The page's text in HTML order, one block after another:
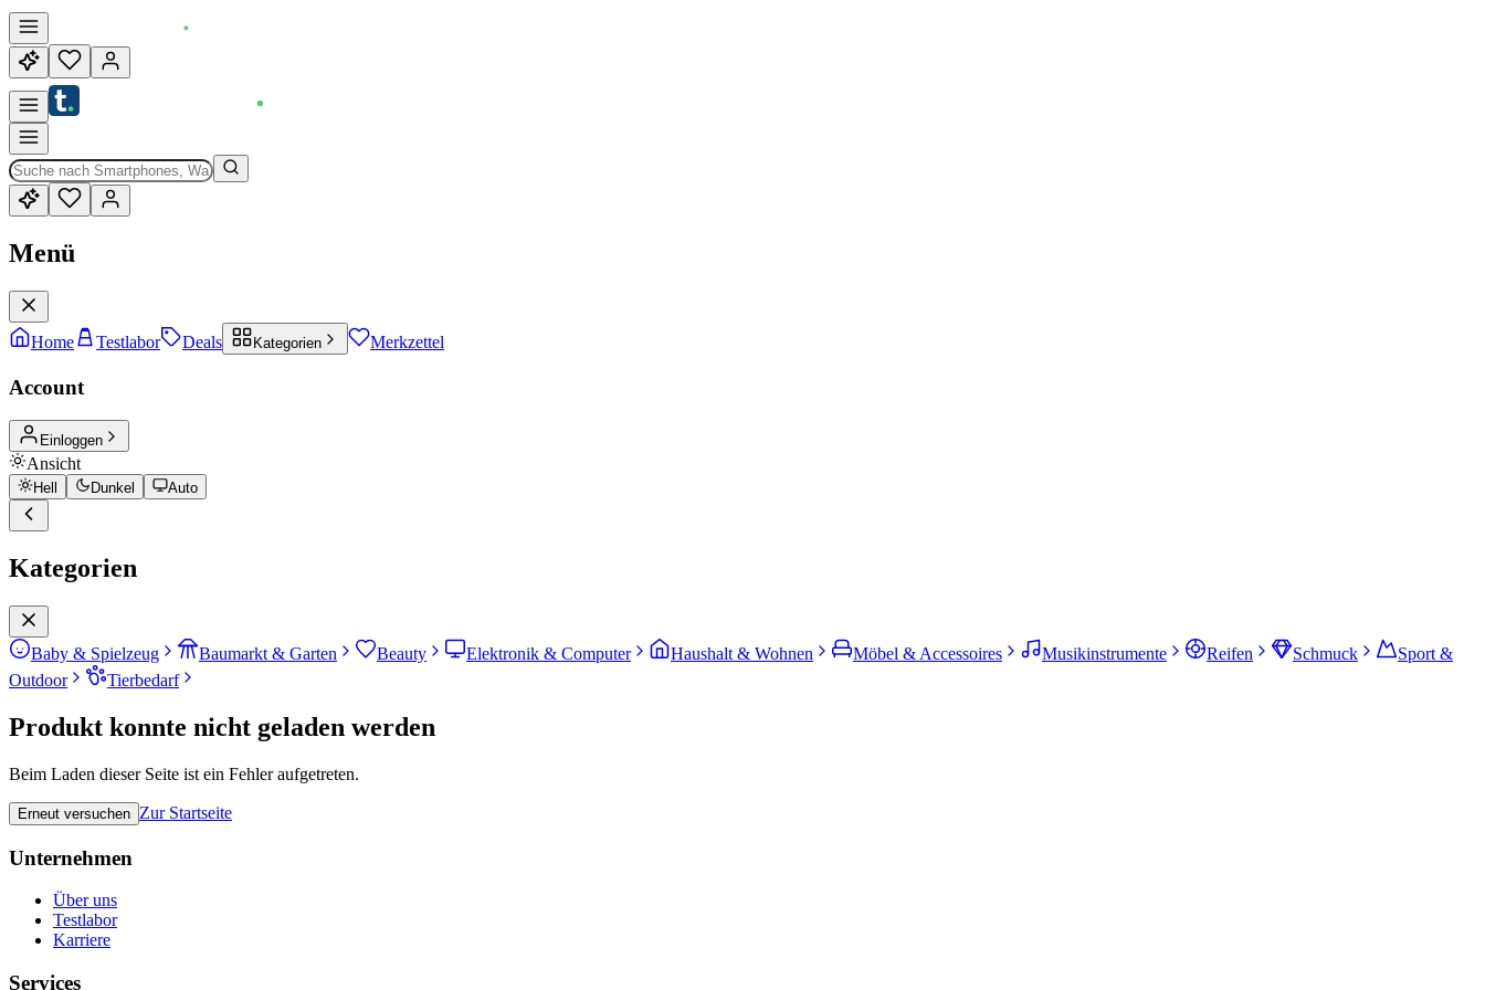
Menü
Home Testlabor Deals Kategorien Merkzettel
Account
Einloggen
Ansicht
Hell Dunkel Auto
Kategorien
Baby & Spielzeug Baumarkt & Garten Beauty Elektronik & Computer Haushalt & Wohnen Möbel & Accessoires Musikinstrumente Reifen Schmuck
Sport &
Outdoor
Tierbedarf
Produkt konnte nicht geladen werden
Beim Laden dieser Seite ist ein Fehler aufgetreten.
Erneut versuchen Zur Startseite
Unternehmen
Über uns
Testlabor
Karriere
Services